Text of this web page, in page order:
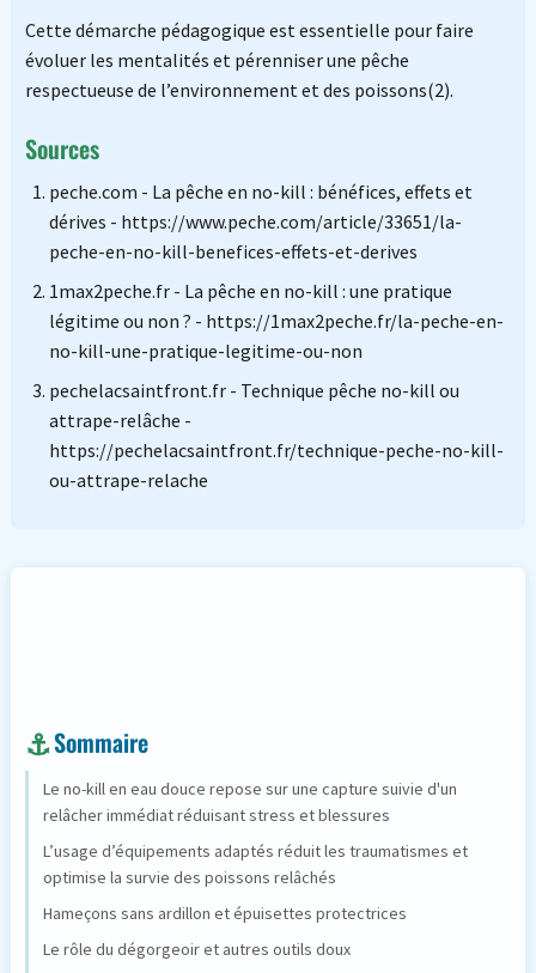
Cette démarche pédagogique est essentielle pour faire
évoluer les mentalités et pérenniser une pêche
respectueuse de l’environnement et des poissons(2).
Sources
peche.com - La pêche en no-kill : bénéfices, effets et
dérives - https://www.peche.com/article/33651/la-
peche-en-no-kill-benefices-effets-et-derives
1max2peche.fr - La pêche en no-kill : une pratique
légitime ou non ? - https://1max2peche.fr/la-peche-en-
no-kill-une-pratique-legitime-ou-non
pechelacsaintfront.fr - Technique pêche no-kill ou
attrape-relâche -
https://pechelacsaintfront.fr/technique-peche-no-kill-
ou-attrape-relache
Sommaire
Le no-kill en eau douce repose sur une capture suivie d'un
relâcher immédiat réduisant stress et blessures
L’usage d’équipements adaptés réduit les traumatismes et
optimise la survie des poissons relâchés
Hameçons sans ardillon et épuisettes protectrices
Le rôle du dégorgeoir et autres outils doux